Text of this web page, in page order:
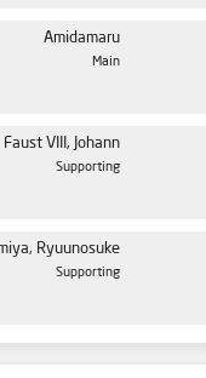
Amidamaru
Main
Faust VIII, Johann
Supporting
Ryuunosuke
Supporting